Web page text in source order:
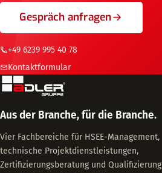
Gespräch anfragen
+49 6239 995 40 78
Kontaktformular
Aus der Branche, für die Branche.
Vier Fachbereiche für HSEE-Management,
technische Projektdienstleistungen,
Zertifizierungsberatung und Qualifizierung